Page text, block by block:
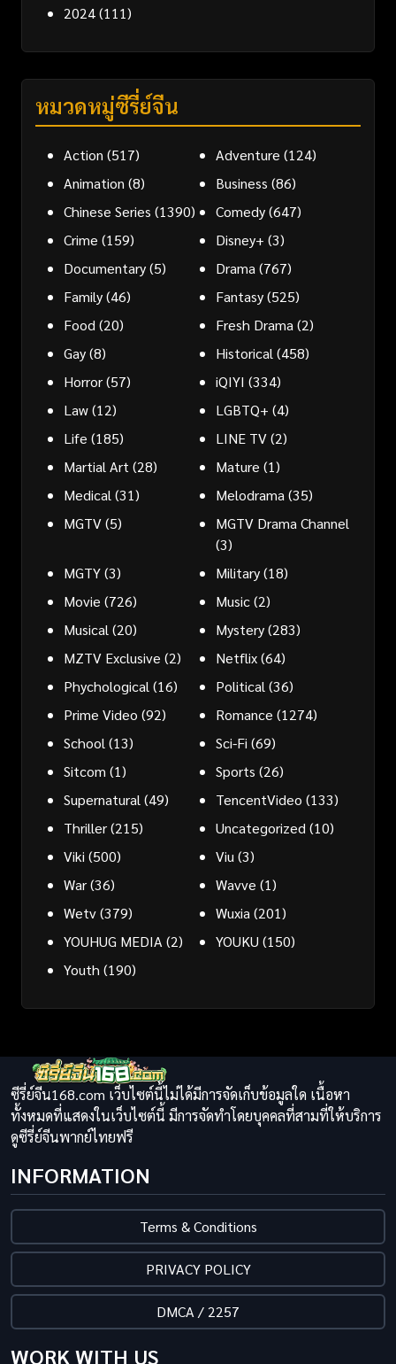
2024(111)
หมวดหมู่ซีรี่ย์จีน
Action (517) Adventure (124)
Animation (8) Business (86)
Chinese Series (1390) Comedy(647)
Crime (159) Disney+ (3)
Documentary(5) Drama (767)
Family(46) Fantasy(525)
Food (20) Fresh Drama (2)
Gay(8) Historical (458)
Horror(57) iQIYI (334)
Law(12) LGBTQ+ (4)
Life (185) LINE TV(2)
Martial Art (28) Mature (1)
Medical (31) Melodrama (35)
MGTV(5)
MGTV Drama Channel
(3)
MGTY(3) Military(18)
Movie (726) Music(2)
Musical (20) Mystery(283)
MZTV Exclusive (2) Netflix(64)
Phychological (16) Political (36)
Prime Video (92) Romance (1274)
School (13) Sci-Fi (69)
Sitcom (1) Sports (26)
Supernatural (49) TencentVideo (133)
Thriller(215) Uncategorized (10)
Viki (500) Viu (3)
War(36) Wavve (1)
Wetv(379) Wuxia (201)
YOUHUG MEDIA (2) YOUKU (150)
Youth (190)
ซีรี่ย์จีน168.com เว็บไซต์นี้ไม่ได้มีการจัดเก็บข้อมูลใด เนื้อหา
ทั้งหมดที่แสดงในเว็บไซต์นี้ มีการจัดทำโดยบุคคลที่สามที่ให้บริการ
ดูซีรี่ย์จีนพากย์ไทยฟรี
INFORMATION
Terms & Conditions
PRIVACY POLICY
DMCA / 2257
WORK WITH US